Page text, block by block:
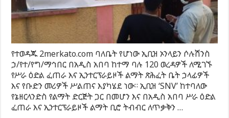
የተወዳጁ 2merkato.com ባለቤት የሆነው ኢቢዝ ኦንላይን ሶሉሽንስ
ኃ/የተ/የግ/ማኅበር በአዲስ አበባ ከተማ ባሉ 120 ወረዳዎች ለሚገኙ
የሥራ ዕድል ፈጠራ እና ኢንተርፕራይዞች ልማት ጽሕፈት ቤት ኃላፊዎች
እና የቡድን መሪዎች ሥልጠና እያካሄደ ነው። ኢቢዝ ‘SNV’ ከተባለው
የኔዘርላንድስ የልማት ድርጅት ጋር በመሆን እና በአዲስ አበባ ሥራ ዕድል
ፈጠራ እና ኢንተርፕራይዞች ልማት ቢሮ ትብብር ለጥቃቅን …